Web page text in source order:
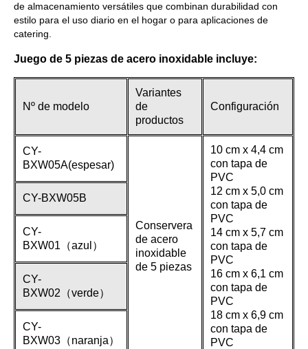
de almacenamiento versátiles que combinan durabilidad con
estilo para el uso diario en el hogar o para aplicaciones de
catering.
Juego de 5 piezas de acero inoxidable incluye:
Nº de modelo
Variantes
de
productos
Configuración
CY-
BXW05A(espesar)
Conservera
de acero
inoxidable
de 5 piezas
10 cm x 4,4 cm
con tapa de
PVC
12 cm x 5,0 cm
con tapa de
PVC
14 cm x 5,7 cm
con tapa de
PVC
16 cm x 6,1 cm
con tapa de
PVC
18 cm x 6,9 cm
con tapa de
PVC
CY-BXW05B
CY-
BXW01（azul）
CY-
BXW02（verde）
CY-
BXW03（naranja）